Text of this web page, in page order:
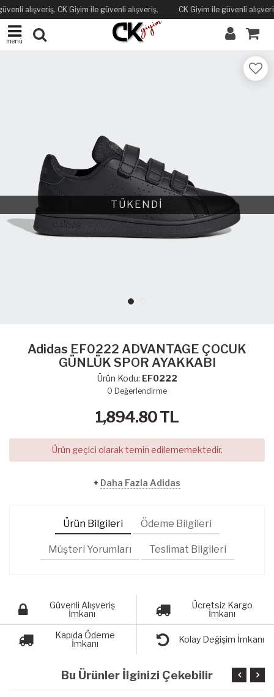
alışveriş. CK Giyim ile güvenli alışveriş. CK Giyim ile güvenli
menü
TÜKENDİ
Adidas EF0222 ADVANTAGE ÇOCUK
GÜNLÜK SPOR AYAKKABI
Ürün Kodu: EF0222
0 Değerlendirme
1,894.80TL
Ürün geçici olarak temin edilememektedir.
+ Daha Fazla Adidas
Ürün Bilgileri Ödeme Bilgileri
Müşteri Yorumları Teslimat Bilgileri
Güvenli Alışveriş
İmkanı
Ücretsiz Kargo
İmkanı
Kapıda Ödeme
İmkanı
Kolay Değişim İmkanı
Bu Ürünler İlginizi Çekebilir